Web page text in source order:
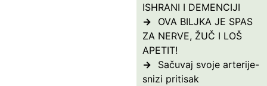
ISHRANI I DEMENCIJI
OVA BILJKA JE SPAS
ZA NERVE, ŽUČ I LOŠ
APETIT!
Sačuvaj svoje arterije-
snizi pritisak